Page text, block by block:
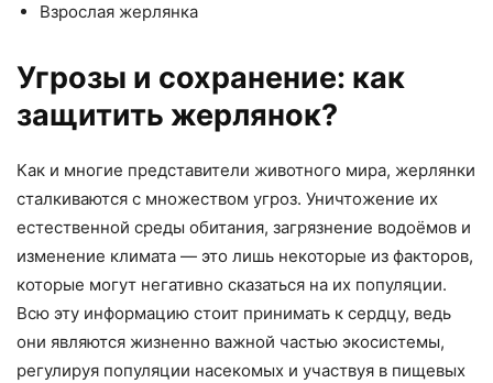
Взрослая жерлянка
Угрозы и сохранение: как
защитить жерлянок?
Как и многие представители животного мира, жерлянки
сталкиваются с множеством угроз. Уничтожение их
естественной среды обитания, загрязнение водоёмов и
изменение климата — это лишь некоторые из факторов,
которые могут негативно сказаться на их популяции.
Всю эту информацию стоит принимать к сердцу, ведь
они являются жизненно важной частью экосистемы,
регулируя популяции насекомых и участвуя в пищевых